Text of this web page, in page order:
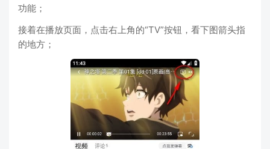
功能；
接着在播放页面，点击右上角的“TV”按钮，看下图箭头指
的地方；